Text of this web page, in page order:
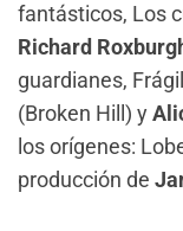
fantásticos, Los
Richard
guardianes,
(Broken Hill) y
los orígenes:
producción de